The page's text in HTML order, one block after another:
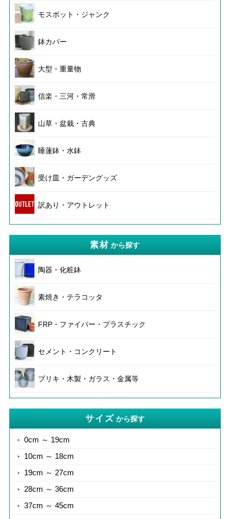
モスポット・ジャンク
鉢カバー
大型・重量物
信楽・三河・常滑
山草・盆栽・古典
睡蓮鉢・水鉢
受け皿・ガーデングッズ
訳あり・アウトレット
素材 から探す
陶器・化粧鉢
素焼き・テラコッタ
FRP・ファイバー・プラスチック
セメント・コンクリート
ブリキ・木製・ガラス・金属等
サイズ から探す
0cm ～ 19cm
10cm ～ 18cm
19cm ～ 27cm
28cm ～ 36cm
37cm ～ 45cm